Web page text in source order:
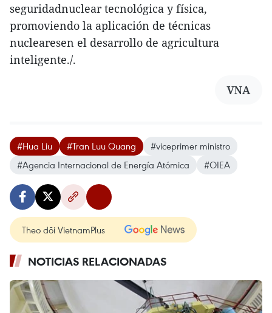
seguridadnuclear tecnológica y física,
promoviendo la aplicación de técnicas
nuclearesen el desarrollo de agricultura
inteligente./.
VNA
#Hua Liu #Tran Luu Quang
#viceprimer ministro
#Agencia Internacional de Energía Atómica
#OIEA
Theo dõi VietnamPlus
NOTICIAS RELACIONADAS